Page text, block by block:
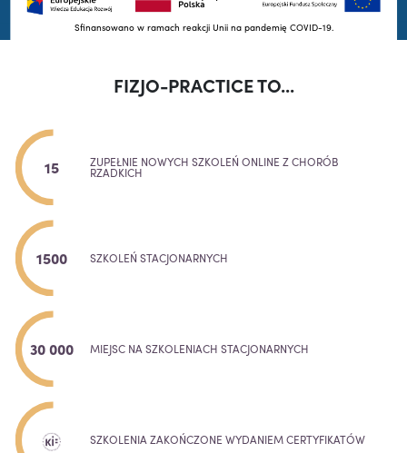
Sfinansowano w ramach reakcji Unii na pandemię COVID-19.
FIZJO-PRACTICE TO...
15 ZUPEŁNIE NOWYCH SZKOLEŃ ONLINE Z CHORÓB
RZADKICH
1500 SZKOLEŃ STACJONARNYCH
30 000 MIEJSC NA SZKOLENIACH STACJONARNYCH
SZKOLENIA ZAKOŃCZONE WYDANIEM CERTYFIKATÓW